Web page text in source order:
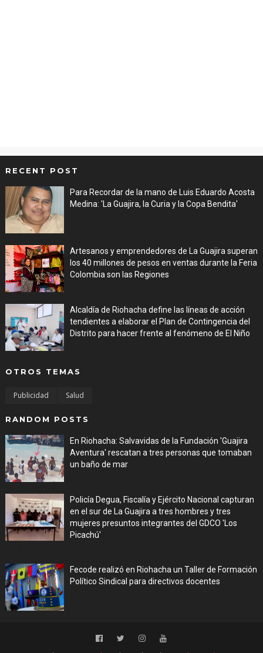
RECENT POST
Para Recordar de la mano de Luis Eduardo Acosta
Medina: 'La Guajira, la Curia y la Copa Bendita'
Artesanos y emprendedores de La Guajira superan
los 40 millones de pesos en ventas durante la Feria
Colombia son las Regiones
Alcaldía de Riohacha define las líneas de acción
tendientes a elaborar el Plan de Contingencia del
Distrito para hacer frente al fenómeno de El Niño
OTROS TEMAS
Publicidad Salud
RANDOM POSTS
En Riohacha: Salvavidas de la Fundación 'Guajira
Aventura' rescatan a tres personas que tomaban
un baño de mar
Policía Degua, Fiscalía y Ejército Nacional capturan
en el sur de La Guajira a tres hombres y tres
mujeres presuntos integrantes del GDCO 'Los
Picachú'
Fecode realizó en Riohacha un Taller de Formación
Político Sindical para directivos docentes